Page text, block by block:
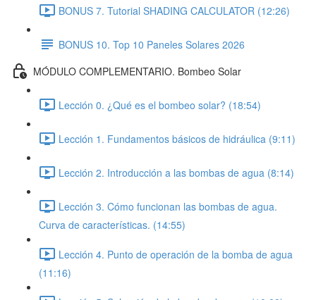
BONUS 7. Tutorial SHADING CALCULATOR (12:26)
BONUS 10. Top 10 Paneles Solares 2026
MÓDULO COMPLEMENTARIO. Bombeo Solar
Lección 0. ¿Qué es el bombeo solar? (18:54)
Lección 1. Fundamentos básicos de hidráulica (9:11)
Lección 2. Introducción a las bombas de agua (8:14)
Lección 3. Cómo funcionan las bombas de agua.
Curva de características. (14:55)
Lección 4. Punto de operación de la bomba de agua
(11:16)